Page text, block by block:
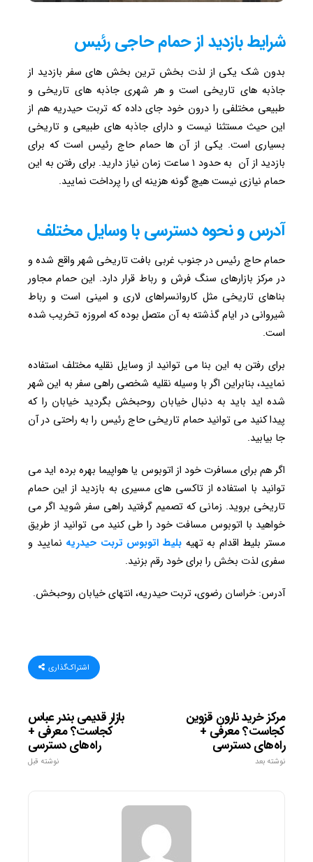
شرایط بازدید از حمام حاجی رئیس
بدون شک یکی از لذت بخش ترین بخش های سفر بازدید از
جاذبه های تاریخی است و هر شهری جاذبه های تاریخی و
طبیعی مختلفی را درون خود جای داده که تربت حیدریه هم از
این حیث مستثنا نیست و دارای جاذبه های طبیعی و تاریخی
بسیاری است. یکی از آن ها حمام حاج رئیس است که برای
بازدید از آن به حدود ۱ ساعت زمان نیاز دارید. برای رفتن به این
حمام نیازی نیست هیچ گونه هزینه ای را پرداخت نمایید.
آدرس و نحوه دسترسی با وسایل مختلف
حمام حاج رئیس در جنوب غربی بافت تاریخی شهر واقع شده و
در مرکز بازارهای سنگ فرش و رباط قرار دارد. این حمام مجاور
بناهای تاریخی مثل کاروانسراهای لاری و امینی است و رباط
شیروانی در ایام گذشته به آن متصل بوده که امروزه تخریب شده
است.
برای رفتن به این بنا می توانید از وسایل نقلیه مختلف استفاده
نمایید، بنابراین اگر با وسیله نقلیه شخصی راهی سفر به این شهر
شده اید باید به دنبال خیابان روحبخش بگردید خیابان را که
پیدا کنید می توانید حمام تاریخی حاج رئیس را به راحتی در آن
جا بیابید.
اگر هم برای مسافرت خود از اتوبوس یا هواپیما بهره برده اید می
توانید با استفاده از تاکسی های مسیری به بازدید از این حمام
تاریخی بروید. زمانی که تصمیم گرفتید راهی سفر شوید اگر می
خواهید با اتوبوس مسافت خود را طی کنید می توانید از طریق
مستر بلیط اقدام به تهیه بلیط اتوبوس تربت حیدریه نمایید و
سفری لذت بخش را برای خود رقم بزنید.
آدرس: خراسان رضوی، تربت حیدریه، انتهای خیابان روحبخش.
اشتراک‌گذاری
بازار قدیمی بندر عباس
کجاست؟ معرفی +
راه‌های دسترسی
نوشته قبل
مرکز خرید نارون قزوین
کجاست؟ معرفی +
راه‌های دسترسی
نوشته بعد